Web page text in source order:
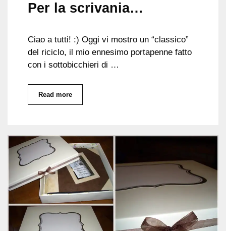
Per la scrivania…
Ciao a tutti! :) Oggi vi mostro un “classico”
del riciclo, il mio ennesimo portapenne fatto
con i sottobicchieri di …
Read more